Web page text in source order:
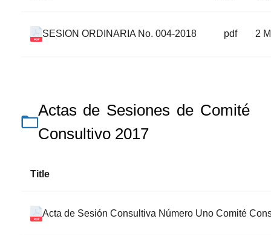
SESION ORDINARIA No. 004-2018 pdf 2
Actas de Sesiones de Comité
Consultivo 2017
Title
Acta de Sesión Consultiva Número Uno Comité